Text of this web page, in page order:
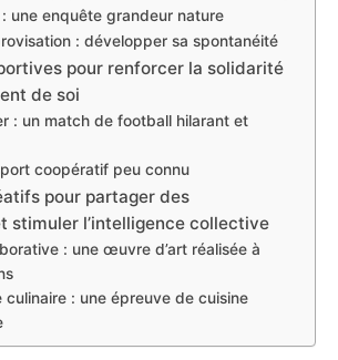
une enquête grandeur nature
: développer sa spontanéité
pour renforcer la solidarité
de soi
: un match de football hilarant et
coopératif peu connu
pour partager des
stimuler l’intelligence collective
: une œuvre d’art réalisée à
culinaire : une épreuve de cuisine